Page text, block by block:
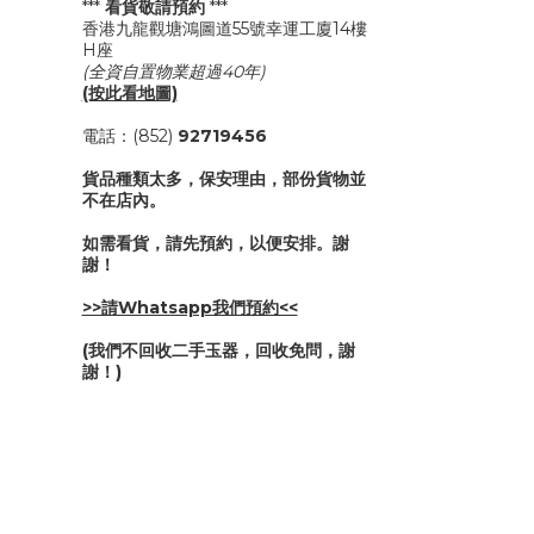
*** 看貨敬請預約***
香港九龍觀塘鴻圖道55號幸運工廈14樓
H座
(全資自置物業超過40年)
(按此看地圖)
電話：(852) 92719456
貨品種類太多，保安理由，部份貨物並
不在店內。
如需看貨，請先預約，以便安排。謝
謝！
>>請Whatsapp我們預約<<
(我們不回收二手玉器，回收免問，謝
謝！)